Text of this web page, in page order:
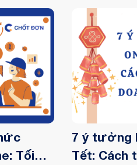
Tối
7 ý tưởng
Tết: Cách